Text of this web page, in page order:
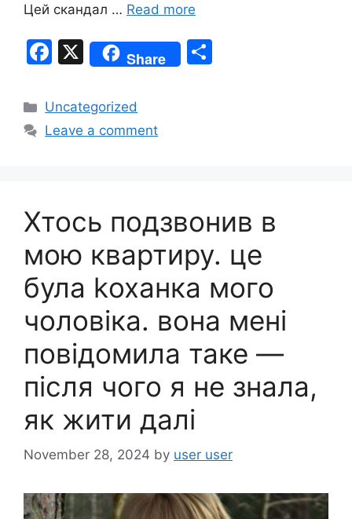
Цей скандал … Read more
F
c
e
k
X Share
Categories
Uncategorized
Leave a comment
Хтось подзвонив в
мою квартиру. це
була kоханка мого
чоловіка. вона мені
повідомила таке —
після чого я не знала,
як жити далі
November 28, 2024 by user user